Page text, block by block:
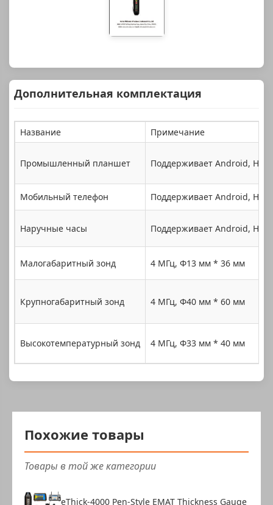
Дополнительная комплектация
Название Примечание
Промышленный планшет Поддерживает Android,
Мобильный телефон Поддерживает Android,
Наручные часы Поддерживает Android,
Малогабаритный зонд 4 МГц, Φ13 мм * 36 мм
Крупногабаритный зонд 4 МГц, Φ40 мм * 60 мм
Высокотемпературный зонд 4 МГц, Φ33 мм * 40 мм
Похожие товары
Товары в той же категории
eThick-4000 Pen-Style EMAT Thickness Gauge